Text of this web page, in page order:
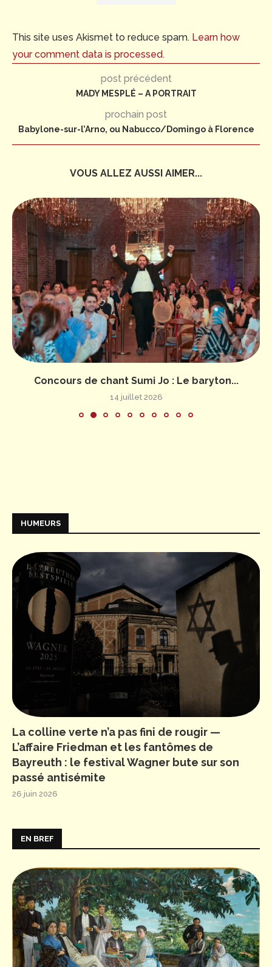
This site uses Akismet to reduce spam. Learn how
your comment data is processed.
post précédent
MADY MESPLÉ – A PORTRAIT
prochain post
Babylone-sur-l’Arno, ou Nabucco/Domingo à Florence
VOUS ALLEZ AUSSI AIMER...
Concours de chant Sumi Jo : Le baryton...
14 juillet 2026
HUMEURS
La colline verte n’a pas fini de rougir —
L’affaire Friedman et les fantômes de
Bayreuth : le festival Wagner bute sur son
passé antisémite
26 juin 2026
EN BREF